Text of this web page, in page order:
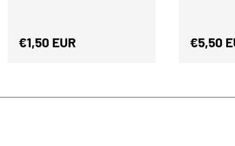
Normaler Preis
€1,50 EUR €5,50